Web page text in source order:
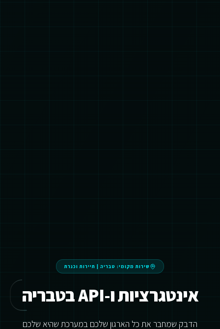
שירות מקומי: טבריה | תיירות וכנרת
אינטגרציות ו-API בטבריה
הדבק שמחבר את כל הארגון שלכם במערכת שהיא שלכם